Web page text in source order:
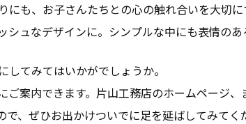
も、お子さんたちとの心の触れ合いを大切に
ュなデザインに。シンプルな中にも表情のあ
してみてはいかがでしょうか。
案内できます。片山工務店のホームページ
、ぜひお出かけついでに足を延ばしてみてく